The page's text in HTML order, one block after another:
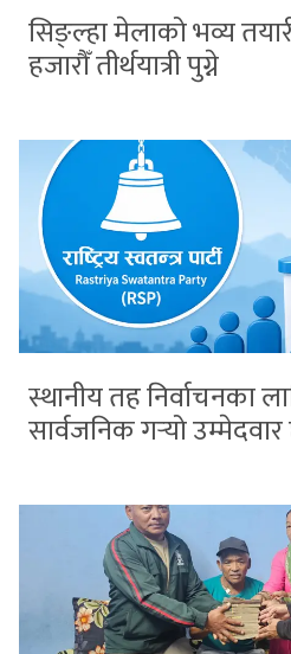
सिङ्ल्हा मेलाको भव्य
हजारौँ तीर्थयात्री पुग्ने
स्थानीय तह निर्वाचनका
सार्वजनिक गर्‍यो